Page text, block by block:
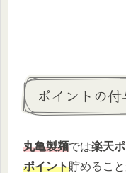
ポイントの付
丸亀製麺では楽天
ポイント貯めること